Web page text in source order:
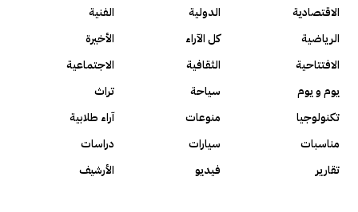
الاقتصادية
الدولية
الفنية
الرياضية
كل الآراء
الأخيرة
الافتتاحية
الثقافية
الاجتماعية
يوم و يوم
سياحة
تراث
تكنولوجيا
منوعات
آراء طلابية
مناسبات
سيارات
دراسات
تقارير
فيديو الأرشيف